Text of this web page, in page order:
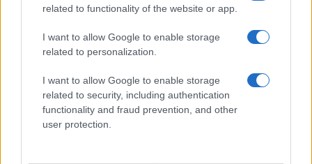
related to functionality of the website or app.
I want to allow Google to enable storage
related to personalization.
I want to allow Google to enable storage
related to security, including authentication
functionality and fraud prevention, and other
user protection.
NECROLOGIE